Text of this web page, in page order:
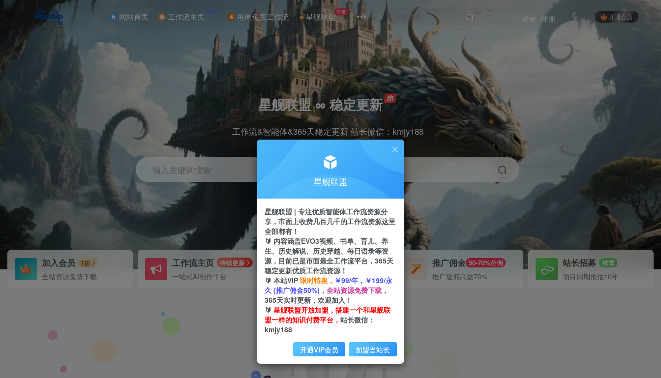
网站首页 工作流主页 NEW 每周免费工作流 星舰联盟学堂
开通会员
登录 注册
星舰联盟 ∞ 稳定更新
工作流&智能体&365天稳定更新 站长微信：kmjy188
输入关键词搜索
加入会员 1折
全站资源免费下载
工作流主页 持续更新
一站式AI创作平台
每周免费工作流 体验
不定期更新
推广佣金 50-70%分佣
推广返佣高达70%
站长招募 推荐
项目周期预估10年
星舰联盟
星舰联盟 | 专注优质智能体工作流资源分
享，市面上收费几百几千的工作流资源这里
全部都有！
🔰 内容涵盖EVO3视频、书单、育儿、养
生、历史解说、历史穿越、每日语录等资
源，目前已是市面最全工作流平台，365天
稳定更新优质工作流资源！
🔰 本站VIP 限时特惠， ￥99/年，￥199/永
久 (推广佣金50%)， 全站资源免费下载，
365天实时更新，欢迎加入！
🔰 星舰联盟开放加盟，搭建一个和星舰联
盟一样的知识付费平台， 站长微信：
kmjy188
开通VIP会员 加盟当站长